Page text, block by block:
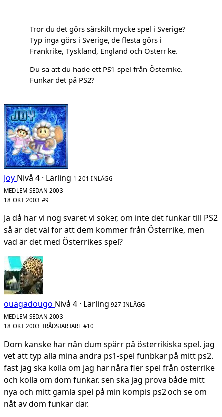
Tror du det görs särskilt mycke spel i Sverige?
Typ inga görs i Sverige, de flesta görs i
Frankrike, Tyskland, England och Österrike.
Du sa att du hade ett PS1-spel från Österrike.
Funkar det på PS2?
Joy Nivå 4 · Lärling 1 201 INLÄGG
MEDLEM SEDAN 2003
18 OKT 2003 #9
Ja då har vi nog svaret vi söker, om inte det funkar till PS2
så är det väl för att dem kommer från Österrike, men
vad är det med Österrikes spel?
ouagadougo Nivå 4 · Lärling 927 INLÄGG
MEDLEM SEDAN 2003
18 OKT 2003 TRÅDSTARTARE #10
Dom kanske har nån dum spärr på österrikiska spel. jag
vet att typ alla mina andra ps1-spel funbkar på mitt ps2.
fast jag ska kolla om jag har nåra fler spel från österrike
och kolla om dom funkar. sen ska jag prova både mitt
nya och mitt gamla spel på min kompis ps2 och se om
nåt av dom funkar där.